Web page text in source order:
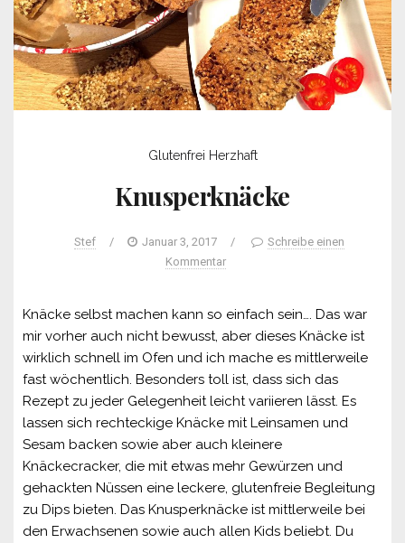
Glutenfrei Herzhaft
Knusperknäcke
Stef / Januar 3, 2017 /
Schreibe einen
Kommentar
Knäcke selbst machen kann so einfach sein…. Das war
mir vorher auch nicht bewusst, aber dieses Knäcke ist
wirklich schnell im Ofen und ich mache es mittlerweile
fast wöchentlich. Besonders toll ist, dass sich das
Rezept zu jeder Gelegenheit leicht variieren lässt. Es
lassen sich rechteckige Knäcke mit Leinsamen und
Sesam backen sowie aber auch kleinere
Knäckecracker, die mit etwas mehr Gewürzen und
gehackten Nüssen eine leckere, glutenfreie Begleitung
zu Dips bieten. Das Knusperknäcke ist mittlerweile bei
den Erwachsenen sowie auch allen Kids beliebt. Du